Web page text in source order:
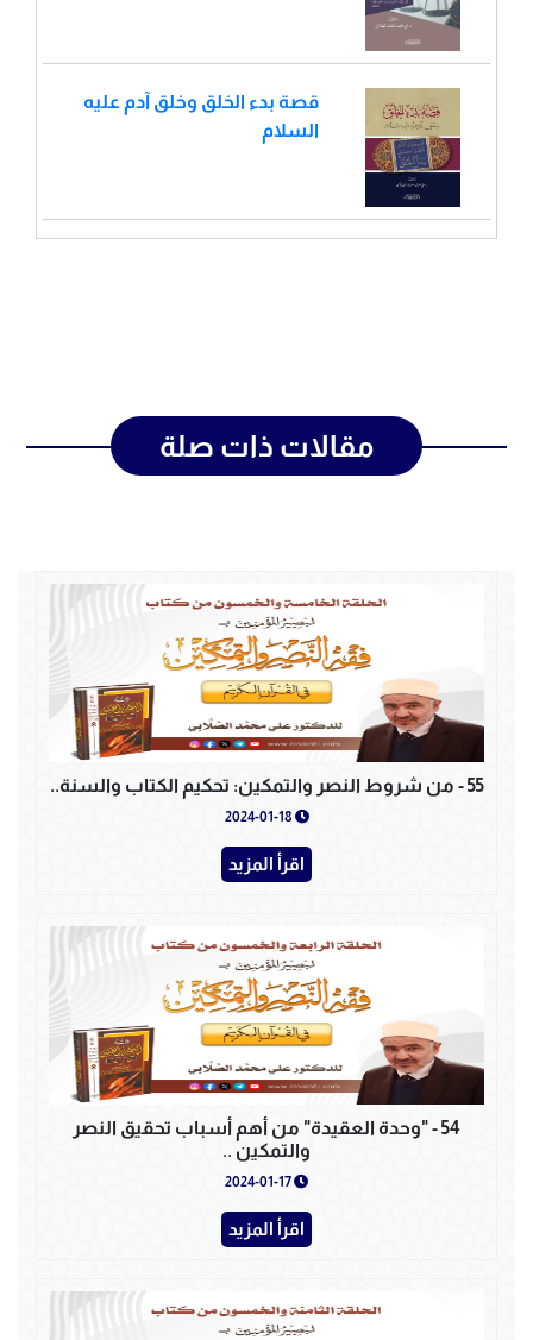
قصة بدء الخلق وخلق آدم عليه
السلام
مقالات ذات صلة
55 - من شروط النصر والتمكين: تحكيم الكتاب والسنة..
اقرأ المزيد
54 - "وحدة العقيدة" من أهم أسباب تحقيق النصر
والتمكين ..
اقرأ المزيد